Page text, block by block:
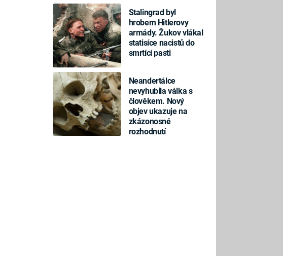
Stalingrad byl
hrobem Hitlerovy
armády. Žukov vlákal
statisíce nacistů do
smrtící pasti
Neandertálce
nevyhubila válka s
člověkem. Nový
objev ukazuje na
zkázonosné
rozhodnutí